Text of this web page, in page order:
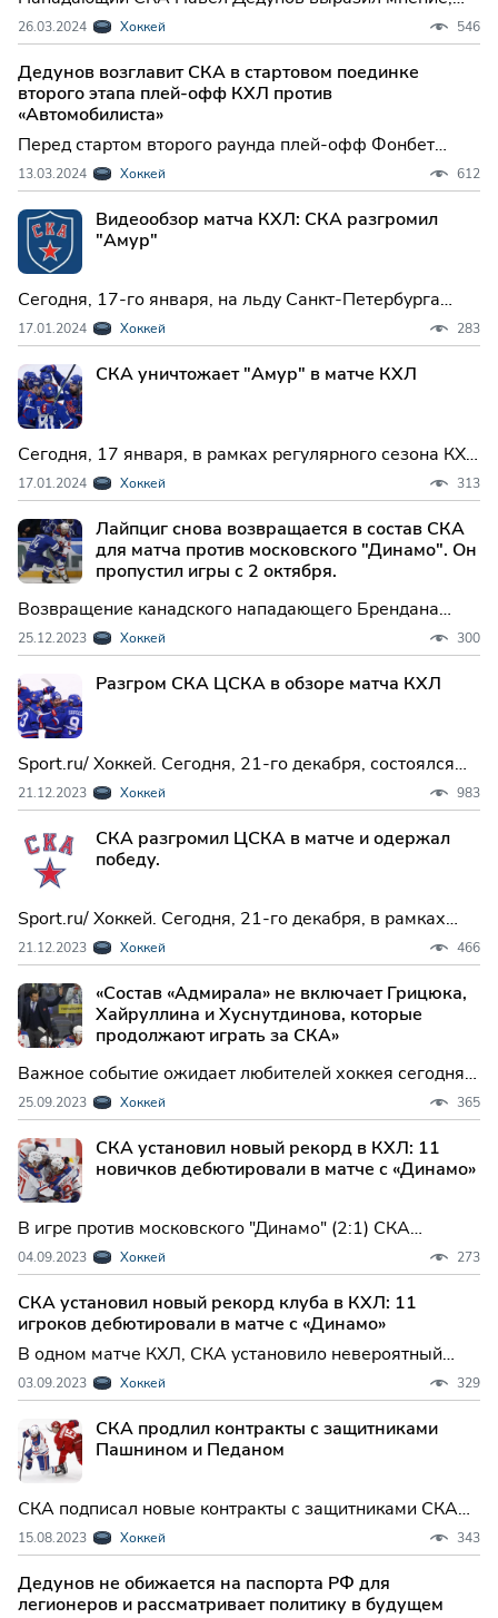
что его команда не смогла показать свою лучшую игру
во время четвертьфинальной серии плей-офф
Фонбет Чемпионата КХЛ против «Автомобилиста».
26.03.2024 Хоккей 546
Дедунов возглавит СКА в стартовом поединке
второго этапа плей-офф КХЛ против
«Автомобилиста»
Перед стартом второго раунда плей-офф Фонбет
Чемпионата КХЛ главный тренер петербургского СКА
Роман Ротенберг объявил, что защитник Александр
Никишин пропустит первую игру с «Автомобилистом»,
и капитаном команды будет Павел Дедунов.
13.03.2024 Хоккей 612
Видеообзор матча КХЛ: СКА разгромил
"Амур"
Сегодня, 17-го января, на льду Санкт-Петербурга
разыгрывалась настоящая хоккейная битва. Местный
СКА принимал команду из Хабаровска - "Амур".
17.01.2024 Хоккей 283
СКА уничтожает "Амур" в матче КХЛ
Сегодня, 17 января, в рамках регулярного сезона КХЛ
состоялся захватывающий поединок между
хоккейными клубами СКА и "Амур". Встреча
проходила на площадке петербургского клуба,
который принимал гостей из Хабаровска.
17.01.2024 Хоккей 313
Лайпциг снова возвращается в состав СКА
для матча против московского "Динамо". Он
пропустил игры с 2 октября.
Возвращение канадского нападающего Брендана
Лайпсика в состав СКА Санкт-Петербург после
длительного периода восстановления от травмы стало
приятной новостью для команды.
25.12.2023 Хоккей 300
Разгром СКА ЦСКА в обзоре матча КХЛ
Sport.ru/ Хоккей. Сегодня, 21-го декабря, состоялся
захватывающий матч регулярного чемпионата КХЛ, в
котором СКА принимал ЦСКА. В этой эпической битве
петербургский клуб одержал убедительную победу со
счетом 6:2.
21.12.2023 Хоккей 983
СКА разгромил ЦСКА в матче и одержал
победу.
Sport.ru/ Хоккей. Сегодня, 21-го декабря, в рамках
регулярного чемпионата КХЛ состоялся
захватывающий матч между двумя сильнейшими
командами - СКА и ЦСКА.
21.12.2023 Хоккей 466
«Состав «Адмирала» не включает Грицюка,
Хайруллина и Хуснутдинова, которые
продолжают играть за СКА»
Важное событие ожидает любителей хоккея сегодня,
25 сентября, во Владивостоке. В рамках Фонбет
Чемпионата Континентальной хоккейной лиги сезона
2023/2024 состоится матч между командами
«Адмирал» и СКА. Начало этой встречи намечено на
12:30 по московс
25.09.2023 Хоккей 365
СКА установил новый рекорд в КХЛ: 11
новичков дебютировали в матче с «Динамо»
В игре против московского "Динамо" (2:1) СКА
представил великое количество новичков, их было аж
11. Об этом сообщает пресс-служба армейского
клуба. Вратарскую зону занял Юхан Маттссон,
защитники - Сергей Сапего, Артём Сергеев и Максим
Федотов. Линия
04.09.2023 Хоккей 273
СКА установил новый рекорд клуба в КХЛ: 11
игроков дебютировали в матче с «Динамо»
В одном матче КХЛ, СКА установило невероятный
рекорд по количеству дебютантов. При встрече
Фонбет чемпионата КХЛ, Петербургская команда
сумела победить команду «Динамо» со счетом 2:1.
Этот поединок стал особенным благодаря 11 игрокам,
которые дебютир
03.09.2023 Хоккей 329
СКА продлил контракты с защитниками
Пашнином и Педаном
СКА подписал новые контракты с защитниками СКА
подписал новые контракты с защитниками Михаилом
Пашниным и Андреем Педаном., сообщает пресс-
служба армейского клуба. Соглашения рассчитаны на
два сезона и будут действовать до 30 апреля
15.08.2023 Хоккей 343
Дедунов не обижается на паспорта РФ для
легионеров и рассматривает политику в будущем